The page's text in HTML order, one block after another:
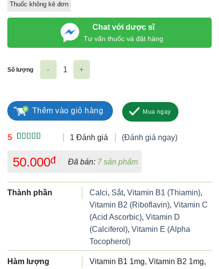
Thuốc không kê đơn
Chat với dược sĩ
Tư vấn thuốc và đặt hàng
5
đánh giá
1 Đánh giá (Đánh giá ngay)
50.000đ Đã bán: 7 sản phẩm
Thành phần Calci, Sắt, Vitamin B1 (Thiamin),
Vitamin B2 (Riboflavin), Vitamin C
(Acid Ascorbic), Vitamin D
(Calciferol), Vitamin E (Alpha
Tocopherol)
Hàm lượng
Vitamin B1 1mg, Vitamin B2 1mg,
Số lượng
Thêm vào giỏ hàng Mua ngay